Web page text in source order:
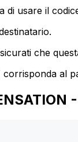
usare il
che
al